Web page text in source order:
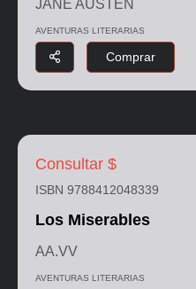
JANE AUSTEN
AVENTURAS LITERARIAS
Comprar
Consultar $
ISBN 9788412048339
Los Miserables
AA.VV
AVENTURAS LITERARIAS